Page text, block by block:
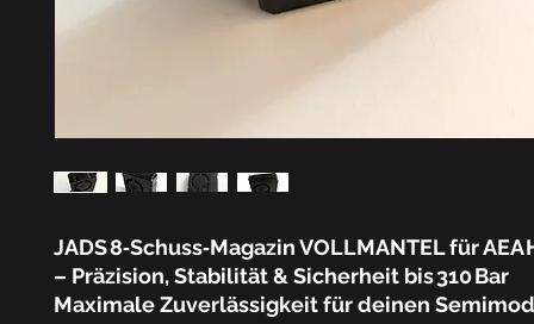
JADS 8‑Schuss‑Magazin VOLLMANTEL für AEA
– Präzision, Stabilität & Sicherheit bis 310 Bar
Maximale Zuverlässigkeit für deinen